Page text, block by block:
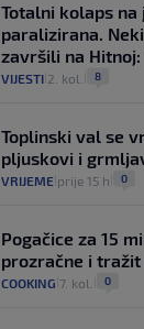
Totalni kolaps
paralizirana.
završili na
VIJESTI 2. kol. 8
Toplinski val se
pljuskovi i
VRIJEME prije 15 h 0
Pogačice za 15
prozračne i
COOKING 7. kol. 0